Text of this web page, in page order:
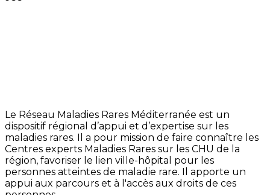
Le Réseau Maladies Rares Méditerranée est un
dispositif régional d’appui et d’expertise sur les
maladies rares. Il a pour mission de faire connaître les
Centres experts Maladies Rares sur les CHU de la
région, favoriser le lien ville-hôpital pour les
personnes atteintes de maladie rare. Il apporte un
appui aux parcours et à l'accès aux droits de ces